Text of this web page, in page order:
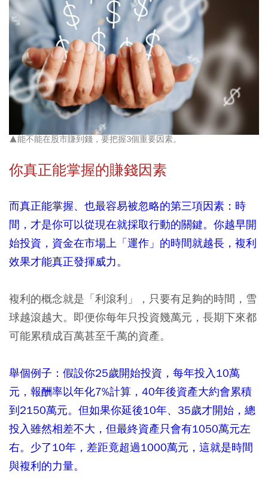
▲能不能在股市賺到錢，要把握3個重要因素。
你真正能掌握的賺錢因素
而真正能掌握、也最容易被忽略的第三項因素：時
間，才是你可以從現在就採取行動的關鍵。你越早開
始投資，資金在市場上「運作」的時間就越長，複利
效果才能真正發揮威力。
複利的概念就是「利滾利」，只要有足夠的時間，雪
球越滾越大。即便你每年只投資幾萬元，長期下來都
可能累積成百萬甚至千萬的資產。
舉個例子：假設你25歲開始投資，每年投入10萬
元，報酬率以年化7%計算，40年後資產大約會累積
到2150萬元。但如果你延後10年、35歲才開始，總
投入雖然相差不大，但最終資產只會有1050萬元左
右。少了10年，差距竟超過1000萬元，這就是時間
與複利的力量。